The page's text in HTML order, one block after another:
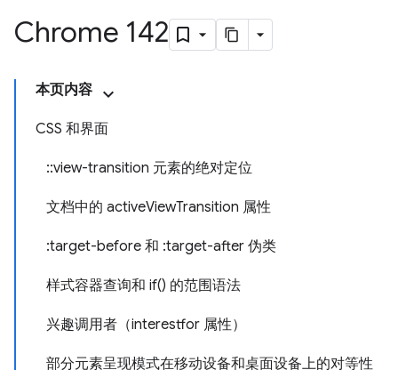
Chrome 142
本页内容
CSS 和界面
::view-transition 元素的绝对定位
文档中的 activeViewTransition 属性
:target-before 和 :target-after 伪类
样式容器查询和 if() 的范围语法
兴趣调用者（interestfor 属性）
部分元素呈现模式在移动设备和桌面设备上的对等性